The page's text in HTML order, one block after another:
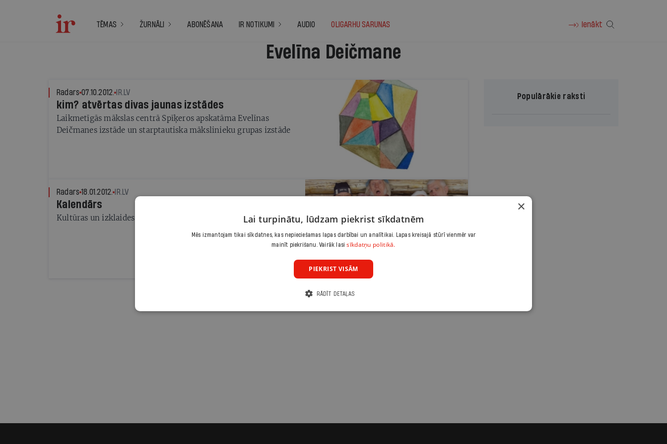
TĒMAS ŽURNĀLI ABONĒŠANA IR NOTIKUMI AUDIO OLIGARHU SARUNAS Ienākt
Evelīna Deičmane
Radars 07.10.2012. IR.LV
kim? atvērtas divas jaunas izstādes
Laikmetīgās mākslas centrā Spīķeros apskatāma Evelīnas
Deičmanes izstāde un starptautiska mākslinieku grupas izstāde
Radars 18.01.2012. IR.LV
Kalendārs
Kultūras un izklaides notikumi
Populārākie raksti
×
Lai turpinātu, lūdzam piekrist sīkdatnēm
Mēs izmantojam tikai sīkdatnes, kas nepieciešamas lapas darbībai un analītikai. Lapas kreisajā stūrī vienmēr var
mainīt piekrišanu. Vairāk lasisīkdatņu politikā.
PIEKRIST VISĀM
RĀDĪT DETAĻAS